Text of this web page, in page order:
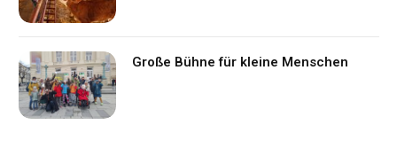
Große Bühne für kleine Menschen